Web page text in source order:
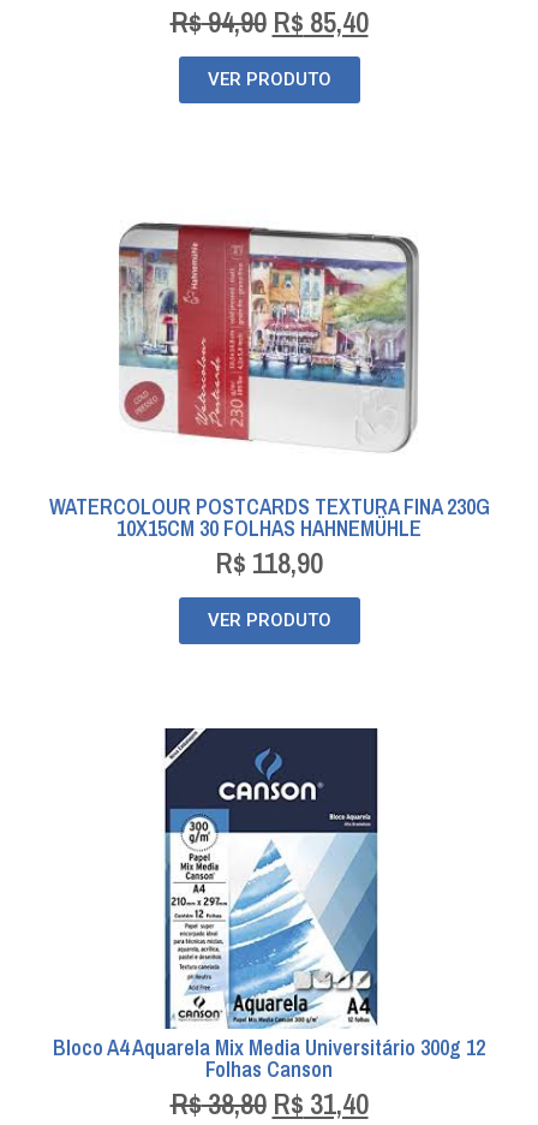
R$94,90 R$ 85,40
VER PRODUTO
WATERCOLOUR POSTCARDS TEXTURA FINA 230G
10X15CM 30 FOLHAS HAHNEMÜHLE
R$ 118,90
VER PRODUTO
Bloco A4 Aquarela Mix Media Universitário 300g 12
Folhas Canson
R$38,80 R$ 31,40